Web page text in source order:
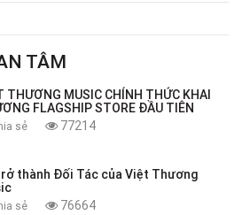
TÂM
THƯƠNG MUSIC CHÍNH THỨC KHAI
FLAGSHIP STORE ĐẦU TIÊN
sẻ 77214
thành Đối Tác của Việt Thương
sẻ 76664